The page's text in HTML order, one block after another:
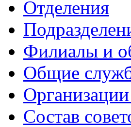
Отделения
Филиалы и
Общие
Состав